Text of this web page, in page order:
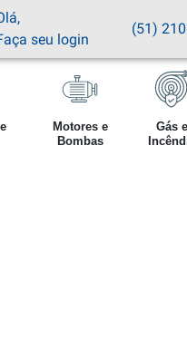
seu login
(51)
Motores e
Bombas
Gás e